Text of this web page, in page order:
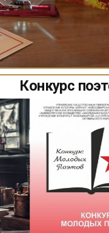
Конкурс